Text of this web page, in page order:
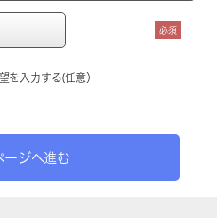
必須
を入力する(任意）
ージへ進む